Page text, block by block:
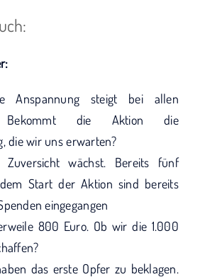
steigt bei allen
Bekommt die Aktion die
die wir uns erwarten?
wächst. Bereits fünf
Start der Aktion sind bereits
eingegangen
800 Euro. Ob wir die 1.000
das erste Opfer zu beklagen.